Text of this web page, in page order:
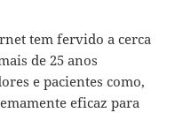
tem fervido a cerca
de 25 anos
e pacientes como,
eficaz para